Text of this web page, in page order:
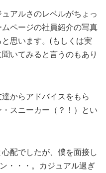
アルさのレベルがちょっ
ページの社員紹介の写真
思います。(もしくは実
いてみると言うのもあり
からアドバイスをもら
スニーカー（？！）とい
配でしたが、僕を面接し
・・・。カジュアル過ぎ